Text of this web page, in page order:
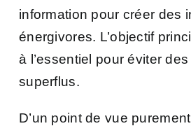
information pour créer des
énergivores. L’objectif
à l’essentiel pour éviter
superflus.
D’un point de vue